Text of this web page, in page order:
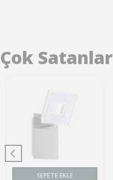
Çok Satanlar
SEPETE EKLE